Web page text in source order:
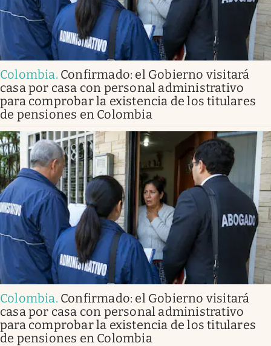
Colombia. Confirmado: el Gobierno visitará
casa por casa con personal administrativo
para comprobar la existencia de los titulares
de pensiones en Colombia
Colombia. Confirmado: el Gobierno visitará
casa por casa con personal administrativo
para comprobar la existencia de los titulares
de pensiones en Colombia